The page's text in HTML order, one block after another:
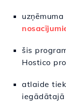
šis
Hostico
atlaide